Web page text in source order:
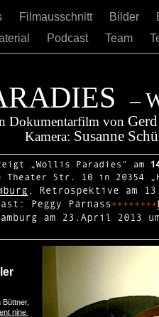
–
Dokumentarfilm von
Kamera: Susanne
Filmausschnitt Bilder
Podcast Team
nine